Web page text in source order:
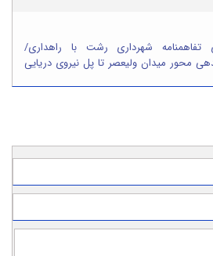
تفاهمنامه شهرداری رشت با راهداری/
محور میدان ولیعصر تا پل نیروی دریایی